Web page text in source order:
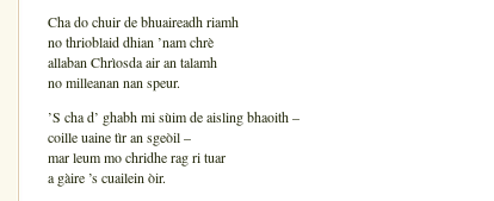
Cha do chuir de bhuaireadh riamh
no thrioblaid dhian ’nam chrè
allaban Chrìosda air an talamh
no milleanan nan speur.
’S cha d’ ghabh mi sùim de aisling bhaoith –
coille uaine tìr an sgeòil –
mar leum mo chridhe rag ri tuar
a gàire ’s cuailein òir.